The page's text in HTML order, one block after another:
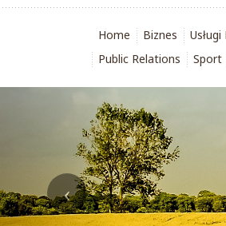
Home Biznes
Public Relations
Sport